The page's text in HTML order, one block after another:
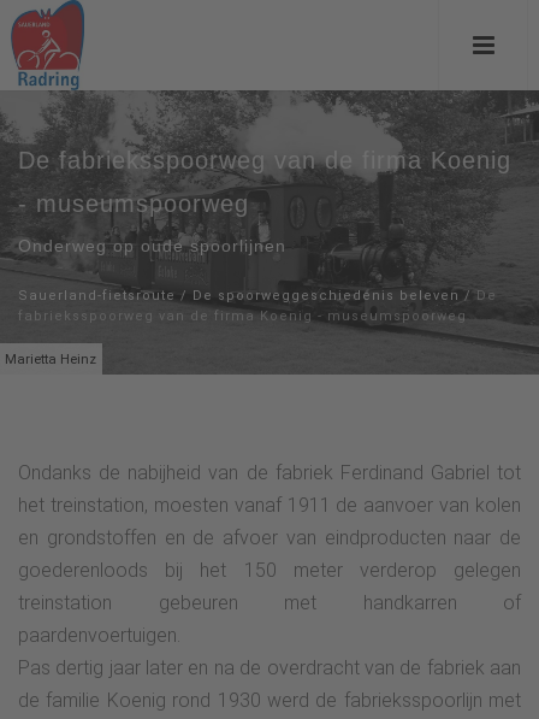
Marietta Heinz
De fabrieksspoorweg van de firma Koenig
- museumspoorweg
Onderweg op oude spoorlijnen
Sauerland-fietsroute / De spoorweggeschiedenis beleven / De
fabrieksspoorweg van de firma Koenig - museumspoorweg
Ondanks de nabijheid van de fabriek Ferdinand Gabriel tot
het treinstation, moesten vanaf 1911 de aanvoer van kolen
en grondstoffen en de afvoer van eindproducten naar de
goederenloods bij het 150 meter verderop gelegen
treinstation gebeuren met handkarren of
paardenvoertuigen.
Pas dertig jaar later en na de overdracht van de fabriek aan
de familie Koenig rond 1930 werd de fabrieksspoorlijn met